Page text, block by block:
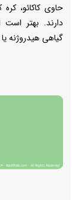
حاوی کاکائو،
دارند. بهتر
گیاهی هیدروژنه